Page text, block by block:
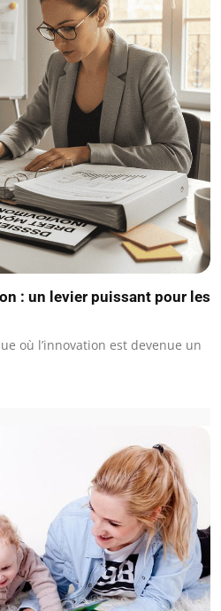
: un levier puissant pour les
où l’innovation est devenue un